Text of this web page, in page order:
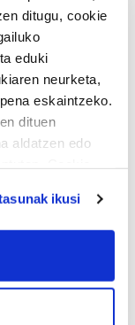
ditugu, cookie
eduki
neurketa,
eskaintzeko.
dituen
aldatzen edo
it for
ikusi